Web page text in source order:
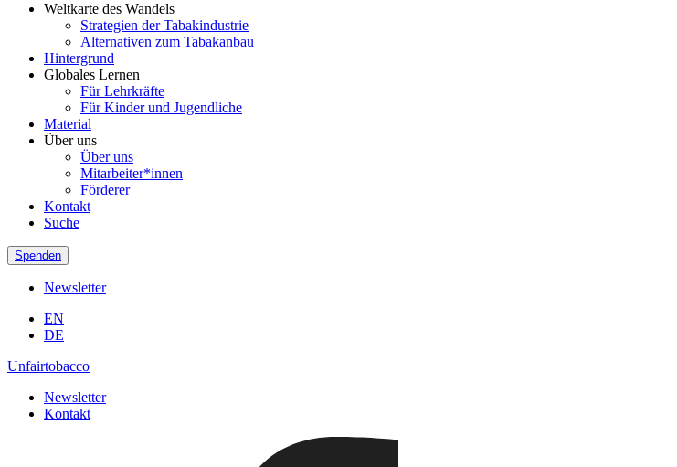
Weltkarte des Wandels
Strategien der Tabakindustrie
Alternativen zum Tabakanbau
Hintergrund
Globales Lernen
Für Lehrkräfte
Für Kinder und Jugendliche
Material
Über uns
Über uns
Mitarbeiter*innen
Förderer
Kontakt
Suche
Spenden
Newsletter
EN
DE
Unfairtobacco
Newsletter
Kontakt